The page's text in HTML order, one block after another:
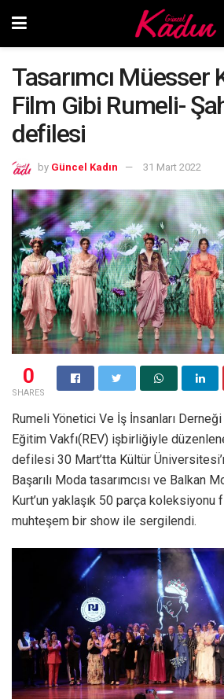
Tasarımcı Müesser
Film Gibi Rumeli-
defilesi
by Güncel Kadın 31 Mart 2022
0
SHARES
Rumeli Yönetici Ve İş İnsanları
Eğitim Vakfı(REV) işbirliğiyle
defilesi 30 Mart’tta Kültür
Başarılı Moda tasarımcısı ve Balkan
Kurt’un yaklaşık 50 parça koleksiyonu
muhteşem bir show ile sergilendi.